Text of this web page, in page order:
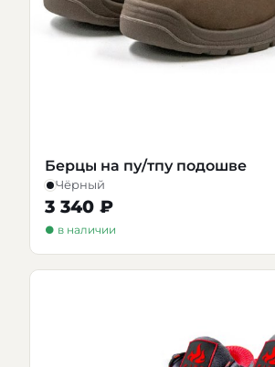
Берцы на пу/тпу подошве
Чёрный
3 340 ₽
● в наличии